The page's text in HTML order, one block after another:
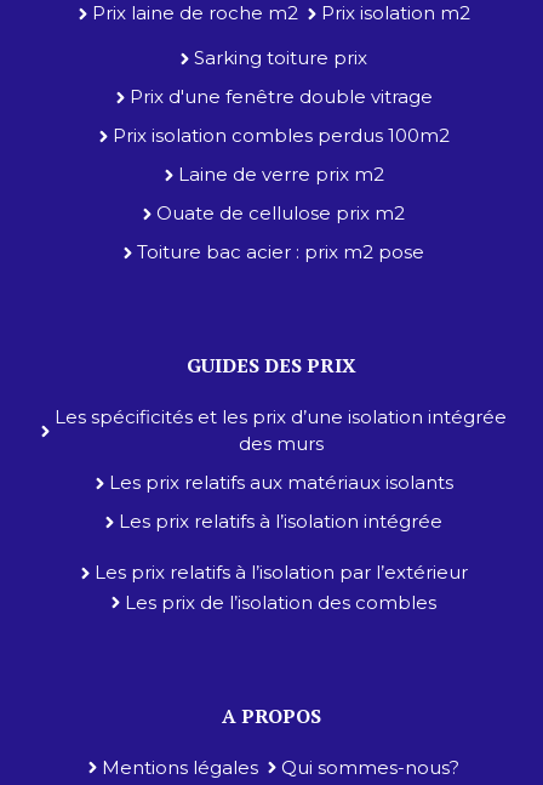
Prix laine de roche m2
Prix isolation m2
Sarking toiture prix
Prix d'une fenêtre double vitrage
Prix isolation combles perdus 100m2
Laine de verre prix m2
Ouate de cellulose prix m2
Toiture bac acier : prix m2 pose
GUIDES DES PRIX
Les spécificités et les prix d’une isolation intégrée
des murs
Les prix relatifs aux matériaux isolants
Les prix relatifs à l’isolation intégrée
Les prix relatifs à l’isolation par l’extérieur
Les prix de l’isolation des combles
A PROPOS
Mentions légales Qui sommes-nous?